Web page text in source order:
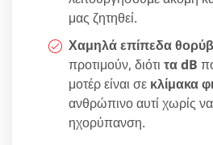
μας ζητηθεί.
Χαμηλά επίπεδα
προτιμούν, διότι τα dB
μοτέρ είναι σε κλίμακα
ανθρώπινο αυτί χωρίς
ηχορύπανση.